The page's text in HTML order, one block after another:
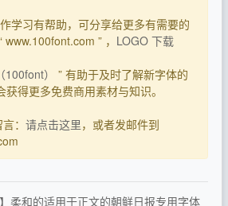
学习有帮助，可分享给更多有需要的
” ， LOGO 下载
）
” 有助于及时了解新字体的
得更多免费商用素材与知识。
： 请点击这里，或者发邮件到
柔和的适用于正文的朝鲜日报专用字体